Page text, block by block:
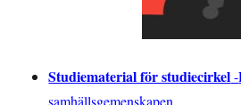
Studiematerial för studiecirkel-
samhällsgemenskapen